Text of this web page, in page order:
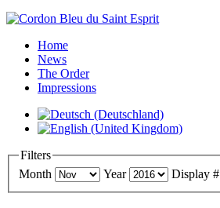
Home
News
The Order
Impressions
Filters
Month
Year Display #